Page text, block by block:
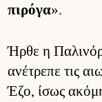
πιρόγα».
Ήρθε η
ανέτρεπε τις
Έζο, ίσως